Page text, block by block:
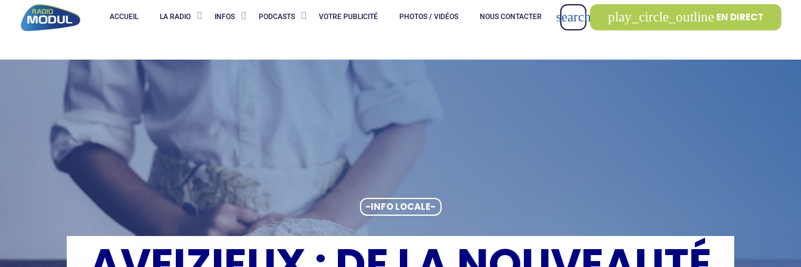
ACCUEIL LA RADIO INFOS PODCASTS VOTRE PUBLICITÉ PHOTOS / VIDÉOS NOUS CONTACTER search play_circle_outline EN DIRECT
-INFO LOCALE-